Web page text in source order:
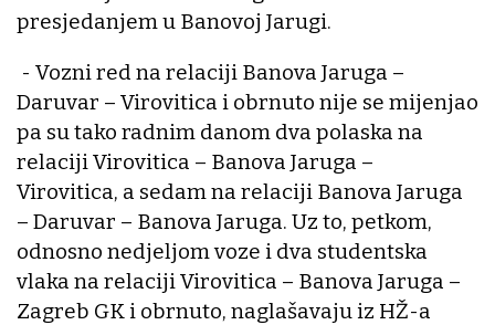
presjedanjem u Banovoj Jarugi.
- Vozni red na relaciji Banova Jaruga –
Daruvar – Virovitica i obrnuto nije se mijenjao
pa su tako radnim danom dva polaska na
relaciji Virovitica – Banova Jaruga –
Virovitica, a sedam na relaciji Banova Jaruga
– Daruvar – Banova Jaruga. Uz to, petkom,
odnosno nedjeljom voze i dva studentska
vlaka na relaciji Virovitica – Banova Jaruga –
Zagreb GK i obrnuto, naglašavaju iz HŽ-a